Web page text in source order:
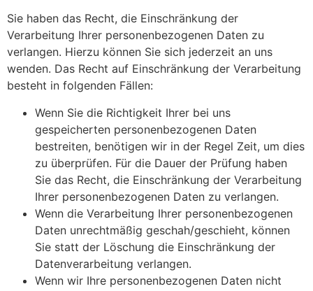
Sie haben das Recht, die Einschränkung der
Verarbeitung Ihrer personenbezogenen Daten zu
verlangen. Hierzu können Sie sich jederzeit an uns
wenden. Das Recht auf Einschränkung der Verarbeitung
besteht in folgenden Fällen:
Wenn Sie die Richtigkeit Ihrer bei uns
gespeicherten personenbezogenen Daten
bestreiten, benötigen wir in der Regel Zeit, um dies
zu überprüfen. Für die Dauer der Prüfung haben
Sie das Recht, die Einschränkung der Verarbeitung
Ihrer personenbezogenen Daten zu verlangen.
Wenn die Verarbeitung Ihrer personenbezogenen
Daten unrechtmäßig geschah/geschieht, können
Sie statt der Löschung die Einschränkung der
Datenverarbeitung verlangen.
Wenn wir Ihre personenbezogenen Daten nicht